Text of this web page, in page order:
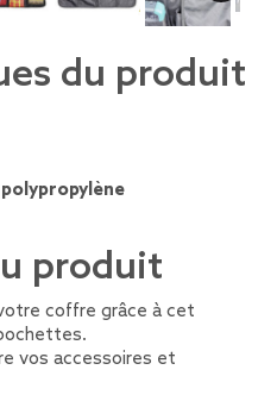
du produit
produit
coffre grâce à cet
vos accessoires et